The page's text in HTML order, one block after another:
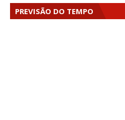
PREVISÃO DO TEMPO